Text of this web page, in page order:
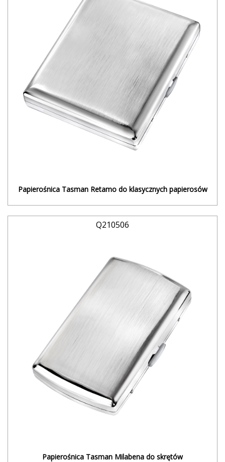
Papierośnica Tasman Retamo do klasycznych papierosów
Q210506
Papierośnica Tasman Milabena do skrętów